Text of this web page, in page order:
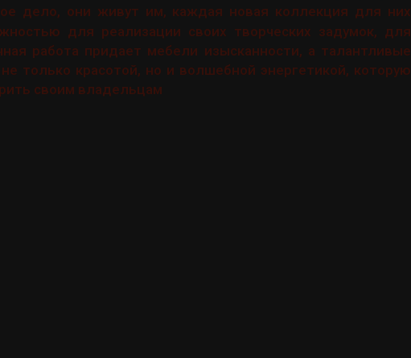
дело, они живут им, каждая новая коллекция для них
для реализации своих творческих задумок, для
работа придает мебели изысканности, а талантливые
только красотой, но и волшебной энергетикой, которую
своим владельцам